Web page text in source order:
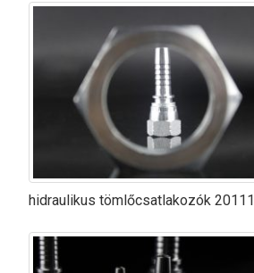
hidraulikus tömlőcsatlakozók 20111